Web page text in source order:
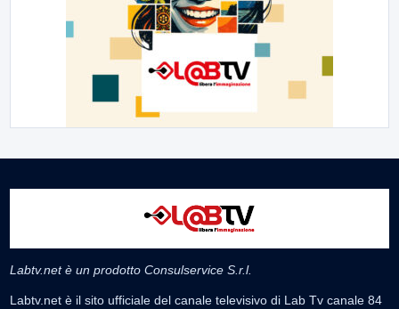
Labtv.net è un prodotto Consulservice S.r.l.
Labtv.net è il sito ufficiale del canale televisivo di Lab Tv canale 84